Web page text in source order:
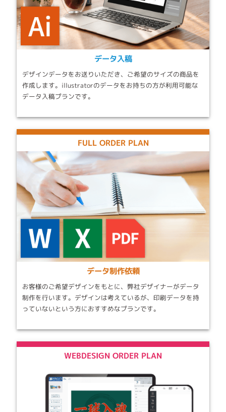
データ入稿
デザインデータをお送りいただき、ご希望のサイズの商品を
作成します。illustratorのデータをお持ちの方が利用可能な
データ入稿プランです。
FULL ORDER PLAN
データ制作依頼
お客様のご希望デザインをもとに、弊社デザイナーがデータ
制作を行います。デザインは考えているが、印刷データを持
っていないという方におすすめなプランです。
WEBDESIGN ORDER PLAN